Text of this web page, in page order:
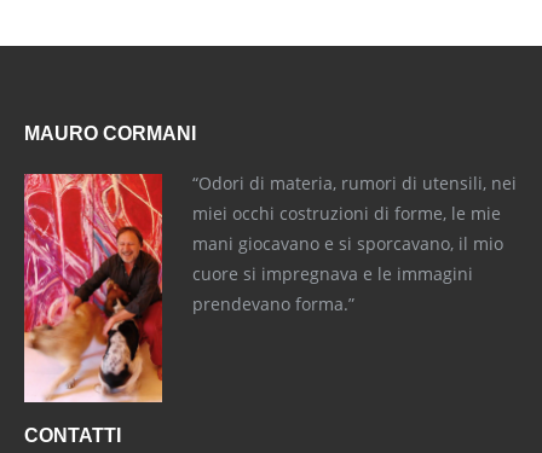
MAURO CORMANI
“Odori di materia, rumori di utensili, nei
miei occhi costruzioni di forme, le mie
mani giocavano e si sporcavano, il mio
cuore si impregnava e le immagini
prendevano forma.”
CONTATTI